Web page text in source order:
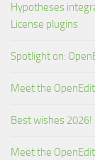
Hypotheses
License plugins
Spotlight on:
Meet the
Best wishes 2026!
Meet the